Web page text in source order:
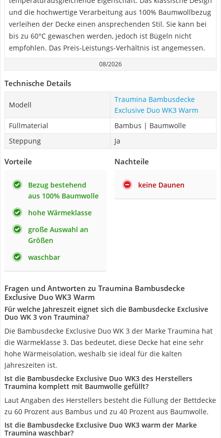
und die hochwertige Verarbeitung aus 100% Baumwollbezug
verleihen der Decke einen ansprechenden Stil. Sie kann bei
bis zu 60°C gewaschen werden, jedoch ist Bügeln nicht
empfohlen. Das Preis-Leistungs-Verhältnis ist angemessen.
08/2026
Technische Details
Modell
Traumina Bambusdecke
Exclusive Duo WK3 Warm
Füllmaterial
Bambus | Baumwolle
Steppung
Ja
Vorteile
Bezug bestehend
aus 100% Baumwolle
hohe Wärmeklasse
große Auswahl an
Größen
waschbar
Nachteile
keine Daunen
Fragen und Antworten zu Traumina Bambusdecke
Exclusive Duo WK3 Warm
Für welche Jahreszeit eignet sich die Bambusdecke Exclusive
Duo WK 3 von Traumina?
Die Bambusdecke Exclusive Duo WK 3 der Marke Traumina hat
die Wärmeklasse 3. Das bedeutet, diese Decke hat eine sehr
hohe Wärmeisolation, weshalb sie ideal für die kalten
Jahreszeiten ist.
Ist die Bambusdecke Exclusive Duo WK3 des Herstellers
Traumina komplett mit Baumwolle gefüllt?
Laut Angaben des Herstellers besteht die Füllung der Bettdecke
zu 60 Prozent aus Bambus und zu 40 Prozent aus Baumwolle.
Ist die Bambusdecke Exclusive Duo WK3 warm der Marke
Traumina waschbar?